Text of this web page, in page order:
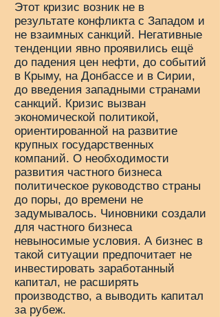
Этот кризис возник не в
результате конфликта с Западом и
не взаимных санкций. Негативные
тенденции явно проявились ещё
до падения цен нефти, до событий
в Крыму, на Донбассе и в Сирии,
до введения западными странами
санкций. Кризис вызван
экономической политикой,
ориентированной на развитие
крупных государственных
компаний. О необходимости
развития частного бизнеса
политическое руководство страны
до поры, до времени не
задумывалось. Чиновники создали
для частного бизнеса
невыносимые условия. А бизнес в
такой ситуации предпочитает не
инвестировать заработанный
капитал, не расширять
производство, а выводить капитал
за рубеж.